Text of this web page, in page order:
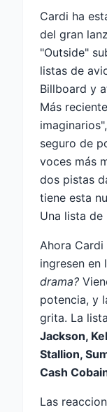
Cardi ha
del gran
"Outside"
listas de
Billboard y
Más
seguro de
voces más
dos pistas
tiene esta
Una lista
Ahora
ingresen en
drama?
potencia, y
grita. La
Jackson,
Stallion,
Cash
Las